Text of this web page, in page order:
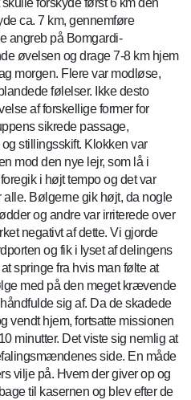
forskyde først 6 km den
ca. 7 km, gennemføre
angreb på Bomgardi-
øvelsen og drage 7-8 km hjem
morgen. Flere var modløse,
følelser. Ikke desto
af forskellige former for
sikrede passage,
stillingsskift. Klokken var
mod den nye lejr, som lå i
i højt tempo og det var
alle. Bølgerne gik højt, da nogle
og andre var irriterede over
negativt af dette. Vi gjorde
og fik i lyset af delingens
springe fra hvis man følte at
med på den meget krævende
sig af. Da de skadede
vendt hjem, fortsatte missionen
minutter. Det viste sig nemlig at
side. En måde
vilje på. Hvem der giver op og
til kasernen og blev efter de